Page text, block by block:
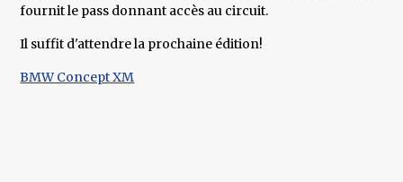
fournit le pass donnant accès au circuit.
Il suffit d'attendre la prochaine édition!
BMW Concept XM